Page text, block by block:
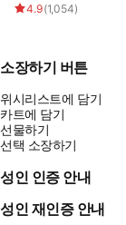
4.9(1,054)
소장하기 버튼
위시리스트에 담기
카트에 담기
선물하기
선택 소장하기
성인 인증 안내
성인 재인증 안내